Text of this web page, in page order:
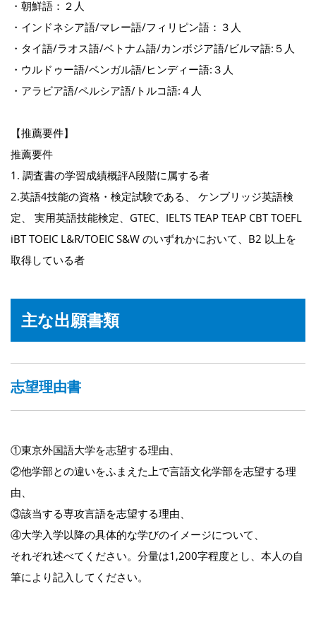
・朝鮮語：２人
・インドネシア語/マレー語/フィリピン語：３人
・タイ語/ラオス語/ベトナム語/カンボジア語/ビルマ語:５人
・ウルドゥー語/ベンガル語/ヒンディー語:３人
・アラビア語/ペルシア語/トルコ語:４人
【推薦要件】
推薦要件
1. 調査書の学習成績概評A段階に属する者
2.英語4技能の資格・検定試験である、 ケンブリッジ英語検
定、 実用英語技能検定、GTEC、IELTS TEAP TEAP CBT TOEFL
iBT TOEIC L&R/TOEIC S&W のいずれかにおいて、B2 以上を
取得している者
主な出願書類
志望理由書
①東京外国語大学を志望する理由、
②他学部との違いをふまえた上で言語文化学部を志望する理
由、
③該当する専攻言語を志望する理由、
④大学入学以降の具体的な学びのイメージについて、
それぞれ述べてください。分量は1,200字程度とし、本人の自
筆により記入してください。